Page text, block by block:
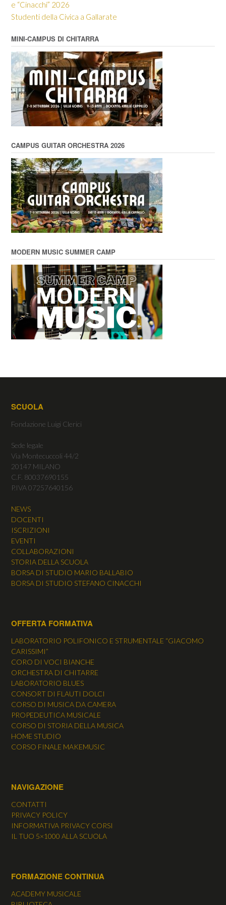
e “Cinacchi” 2026
Studenti della Civica a Gallarate
MINI-CAMPUS DI CHITARRA
CAMPUS GUITAR ORCHESTRA 2026
MODERN MUSIC SUMMER CAMP
SCUOLA
Fondazione Luigi Clerici
Sede legale
Via Montecuccoli 44/2
20147 MILANO
C.F. 80037690155
P.IVA 07257640156
NEWS
DOCENTI
ISCRIZIONI
EVENTI
COLLABORAZIONI
STORIA DELLA SCUOLA
BORSA DI STUDIO MARIO BALLABIO
BORSA DI STUDIO STEFANO CINACCHI
OFFERTA FORMATIVA
LABORATORIO POLIFONICO E STRUMENTALE “GIACOMO
CARISSIMI”
CORO DI VOCI BIANCHE
ORCHESTRA DI CHITARRE
LABORATORIO BLUES
CONSORT DI FLAUTI DOLCI
CORSO DI MUSICA DA CAMERA
PROPEDEUTICA MUSICALE
CORSO DI STORIA DELLA MUSICA
HOME STUDIO
CORSO FINALE MAKEMUSIC
NAVIGAZIONE
CONTATTI
PRIVACY POLICY
INFORMATIVA PRIVACY CORSI
IL TUO 5×1000 ALLA SCUOLA
FORMAZIONE CONTINUA
ACADEMY MUSICALE